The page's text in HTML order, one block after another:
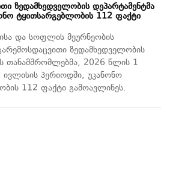
ზედამხედველობის დეპარტამენტმა
ტყითსარგებლობის 112 ფაქტი
და სოფლის მეურნეობის
ზედამხედველობის
თანამშრომლებმა, 2026 წლის 1
პერიოდში, უკანონო
112 ფაქტი გამოავლინეს.